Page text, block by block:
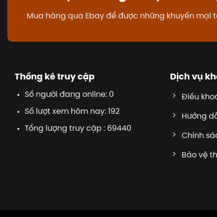
Mua hàng qua Ebay để được những khuyến mại
Thống kê truy cập
Số người đang online: 0
Số lượt xem hôm nay: 192
Tổng lượng truy cập : 69440
Dịch vụ
Điều
Hướng
Chính
Bảo vệ